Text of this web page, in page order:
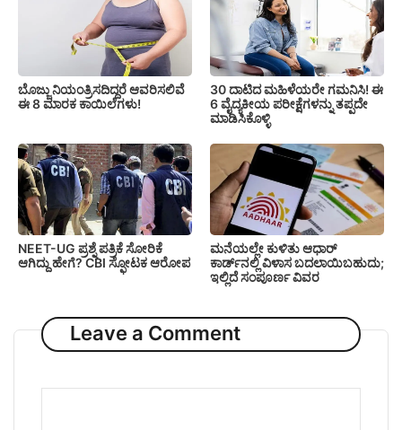
ಬೊಜ್ಜು ನಿಯಂತ್ರಿಸದಿದ್ದರೆ ಆವರಿಸಲಿವೆ
ಈ 8 ಮಾರಕ ಕಾಯಿಲೆಗಳು!
30 ದಾಟಿದ ಮಹಿಳೆಯರೇ ಗಮನಿಸಿ! ಈ
6 ವೈದ್ಯಕೀಯ ಪರೀಕ್ಷೆಗಳನ್ನು ತಪ್ಪದೇ
ಮಾಡಿಸಿಕೊಳ್ಳಿ
NEET-UG ಪ್ರಶ್ನೆ ಪತ್ರಿಕೆ ಸೋರಿಕೆ
ಆಗಿದ್ದು ಹೇಗೆ? CBI ಸ್ಫೋಟಕ ಆರೋಪ
ಮನೆಯಲ್ಲೇ ಕುಳಿತು ಆಧಾರ್
ಕಾರ್ಡ್‌ನಲ್ಲಿ ವಿಳಾಸ ಬದಲಾಯಿಬಹುದು;
ಇಲ್ಲಿದೆ ಸಂಪೂರ್ಣ ವಿವರ
Leave a Comment